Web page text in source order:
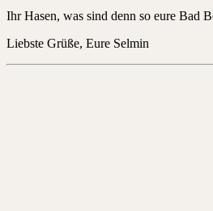
Ihr Hasen, was sind denn so eure Bad
Liebste Grüße, Eure Selmin